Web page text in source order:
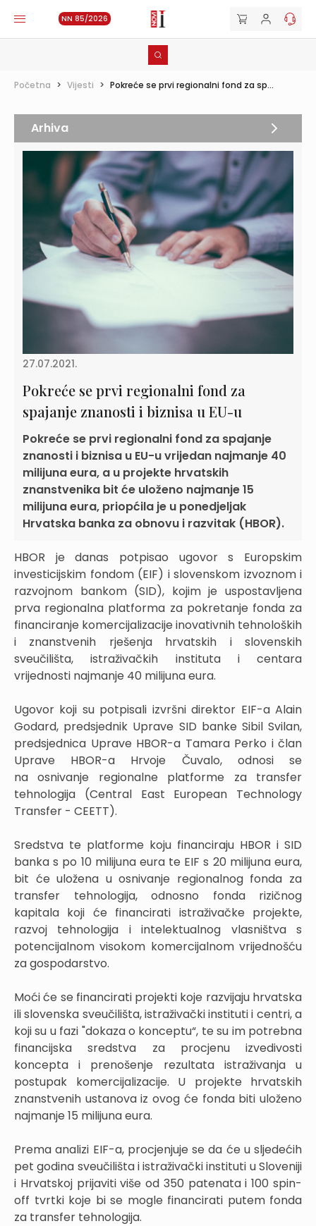
NN 85/2026
Početna > Vijesti > Pokreće se prvi regionalni fond za sp...
27.07.2021.
Pokreće se prvi regionalni fond za
spajanje znanosti i biznisa u EU-u
Pokreće se prvi regionalni fond za spajanje
znanosti i biznisa u EU-u vrijedan najmanje 40
milijuna eura, a u projekte hrvatskih
znanstvenika bit će uloženo najmanje 15
milijuna eura, priopćila je u ponedjeljak
Hrvatska banka za obnovu i razvitak (HBOR).
HBOR je danas potpisao ugovor s Europskim
investicijskim fondom (EIF) i slovenskom izvoznom i
razvojnom bankom (SID), kojim je uspostavljena
prva regionalna platforma za pokretanje fonda za
financiranje komercijalizacije inovativnih tehnoloških
i znanstvenih rješenja hrvatskih i slovenskih
sveučilišta, istraživačkih instituta i centara
vrijednosti najmanje 40 milijuna eura.
Ugovor koji su potpisali izvršni direktor EIF-a Alain
Godard, predsjednik Uprave SID banke Sibil Svilan,
predsjednica Uprave HBOR-a Tamara Perko i član
Uprave HBOR-a Hrvoje Čuvalo, odnosi se
na osnivanje regionalne platforme za transfer
tehnologija (Central East European Technology
Transfer - CEETT).
Sredstva te platforme koju financiraju HBOR i SID
banka s po 10 milijuna eura te EIF s 20 milijuna eura,
bit će uložena u osnivanje regionalnog fonda za
transfer tehnologija, odnosno fonda rizičnog
kapitala koji će financirati istraživačke projekte,
razvoj tehnologija i intelektualnog vlasništva s
potencijalnom visokom komercijalnom vrijednošću
za gospodarstvo.
Moći će se financirati projekti koje razvijaju hrvatska
ili slovenska sveučilišta, istraživački instituti i centri, a
koji su u fazi "dokaza o konceptu“, te su im potrebna
financijska sredstva za procjenu izvedivosti
koncepta i prenošenje rezultata istraživanja u
postupak komercijalizacije. U projekte hrvatskih
znanstvenih ustanova iz ovog će fonda biti uloženo
najmanje 15 milijuna eura.
Prema analizi EIF-a, procjenjuje se da će u sljedećih
pet godina sveučilišta i istraživački instituti u Sloveniji
i Hrvatskoj prijaviti više od 350 patenata i 100 spin-
off tvrtki koje bi se mogle financirati putem fonda
za transfer tehnologija.
Arhiva